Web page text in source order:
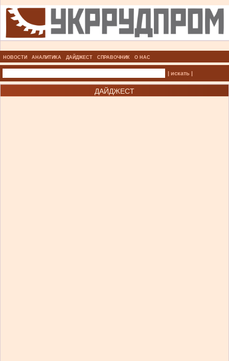
НОВОСТИ АНАЛИТИКА ДАЙДЖЕСТ СПРАВОЧНИК О НАС
| искать |
ДАЙДЖЕСТ